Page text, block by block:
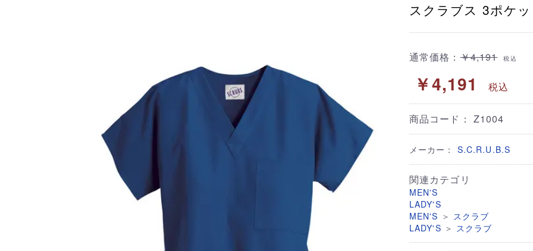
スクラブス 3ポケ
通常価格：￥4,191 税込
￥4,191 税込
商品コード： Z1004
メーカー： S.C.R.U.B.S
関連カテゴリ
MEN'S
LADY'S
MEN'S ＞ スクラブ
LADY'S ＞ スクラブ